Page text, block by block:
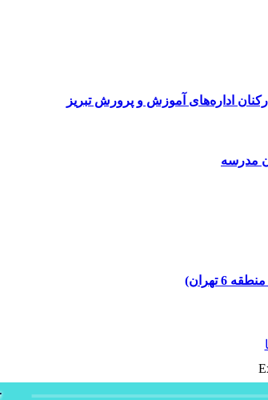
اداره‌های آموزش و پرورش تبریز
مدرسه
تهران)